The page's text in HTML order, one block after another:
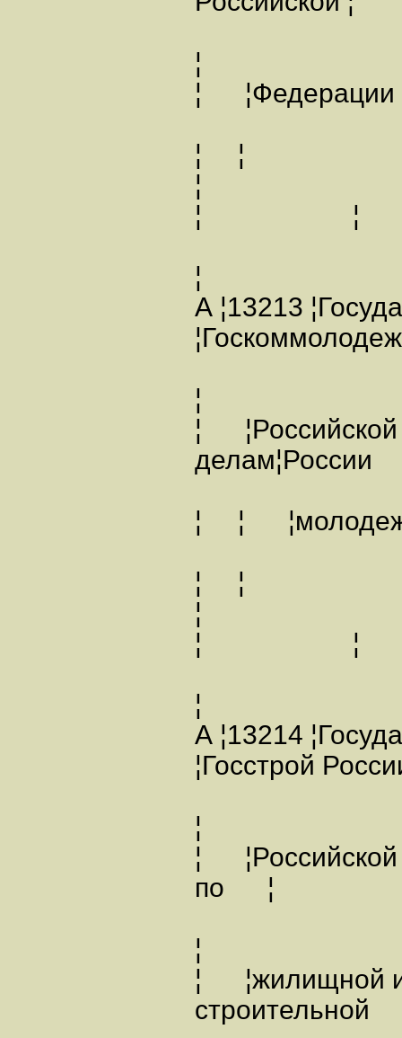
¦
¦
¦ ¦
¦
¦ ¦
¦
А ¦13213
¦
¦
¦ ¦
¦ ¦
¦
¦ ¦
¦
А ¦13214
¦Госстрой
¦
¦
по ¦
¦
¦ ¦жилищной